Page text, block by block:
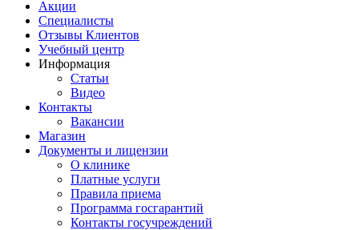
Акции
Специалисты
Отзывы Клиентов
Учебный центр
Информация
Статьи
Видео
Контакты
Вакансии
Магазин
Документы и лицензии
О клинике
Платные услуги
Правила приема
Программа госгарантий
Контакты госучреждений